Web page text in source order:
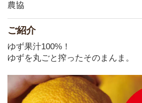
農協
ご紹介
ゆず果汁100%！
ゆずを丸ごと搾ったそのまんま。